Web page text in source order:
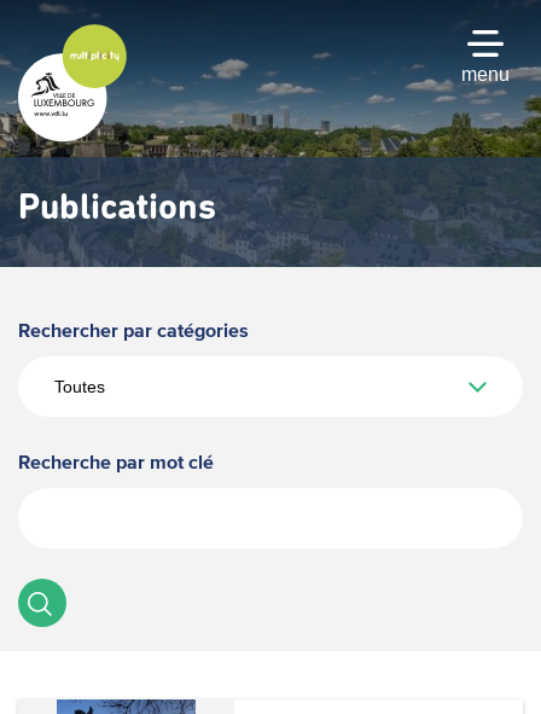
Passer
contenu
principal
menu
Publications
Rechercher par catégories
Recherche par mot clé